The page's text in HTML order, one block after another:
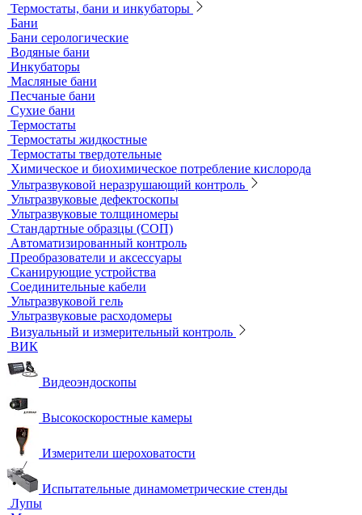
Расходные материалы
Ареометры
Калибровочные расстворы и реагенты
Комплектующие для КФК
Принадлежности к штативам
Специальные наборы для фотометров
Стекла предметные и покровные
Системы капиллярного электрофореза
Стерилизация и дезинфекция
Сушильные шкафы и муфельные печи
Муфельные печи
Шкафы сушильные
Электропечи низкотемпературные
Термостаты, бани и инкубаторы
Бани
Бани серологические
Водяные бани
Инкубаторы
Масляные бани
Песчаные бани
Сухие бани
Термостаты
Термостаты жидкостные
Термостаты твердотельные
Химическое и биохимическое потребление кислорода
Ультразвуковой неразрушающий контроль
Ультразвуковые дефектоскопы
Ультразвуковые толщиномеры
Стандартные образцы (СОП)
Автоматизированный контроль
Преобразователи и аксессуары
Сканирующие устройства
Соединительные кабели
Ультразвуковой гель
Ультразвуковые расходомеры